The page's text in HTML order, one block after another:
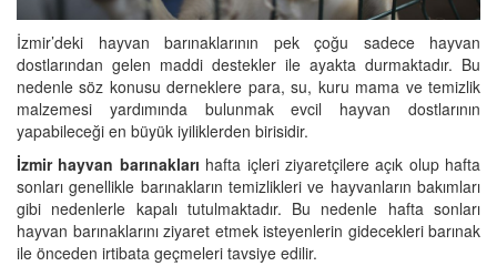
İzmir’deki hayvan barınaklarının pek çoğu sadece hayvan
dostlarından gelen maddi destekler ile ayakta durmaktadır. Bu
nedenle söz konusu derneklere para, su, kuru mama ve temizlik
malzemesi yardımında bulunmak evcil hayvan dostlarının
yapabileceği en büyük iyiliklerden birisidir.
İzmir hayvan barınakları hafta içleri ziyaretçilere açık olup hafta
sonları genellikle barınakların temizlikleri ve hayvanların bakımları
gibi nedenlerle kapalı tutulmaktadır. Bu nedenle hafta sonları
hayvan barınaklarını ziyaret etmek isteyenlerin gidecekleri barınak
ile önceden irtibata geçmeleri tavsiye edilir.